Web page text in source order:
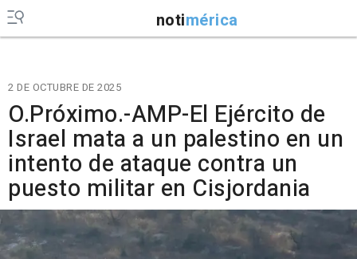
notimérica
2 DE OCTUBRE DE 2025
O.Próximo.-AMP-El Ejército de
Israel mata a un palestino en un
intento de ataque contra un
puesto militar en Cisjordania